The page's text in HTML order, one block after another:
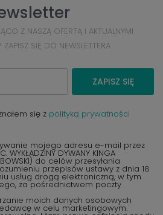
Z NASZĄ OFERTĄ I AKTUALNYMI
SIĘ DO NEWSLETTERA
ZAPISZ SIĘ
się z polityką prywatności
mojego adresu e-mail przez
WYKŁADZINY DYWANY KINGA
do celów przesyłania
przepisów ustawy z dnia 18
usług drogą elektroniczną, w tym
za pośrednictwem poczty
moich danych osobowych
w celu marketingowym.